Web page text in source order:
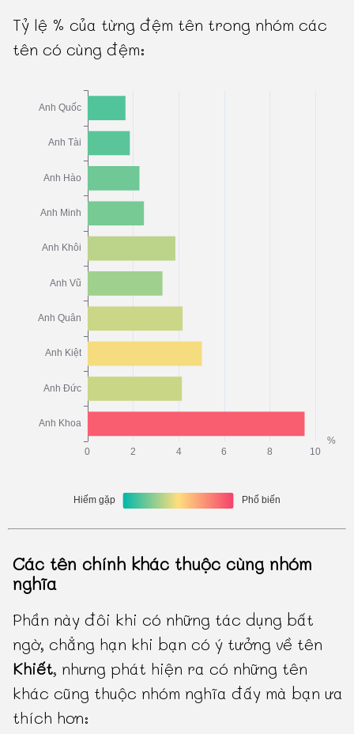
Tỷ lệ % của từng đệm tên trong nhóm các
tên có cùng đệm:
Các tên chính khác thuộc cùng nhóm
nghĩa
Phần này đôi khi có những tác dụng bất
ngờ, chẳng hạn khi bạn có ý tưởng về tên
Khiết, nhưng phát hiện ra có những tên
khác cũng thuộc nhóm nghĩa đấy mà bạn ưa
thích hơn: